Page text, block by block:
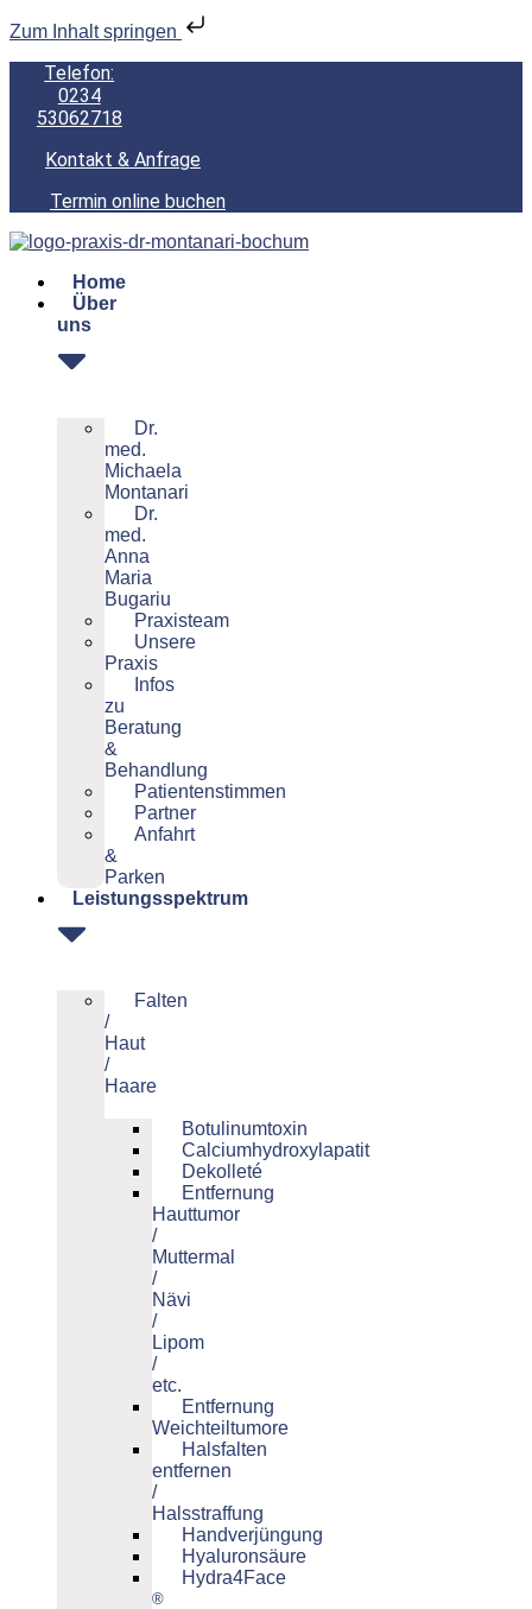
Zum Inhalt springen
Telefon:
0234
53062718
Kontakt & Anfrage
Termin online buchen
Home
Über
uns
Dr.
med.
Michaela
Montanari
Dr.
med.
Anna
Maria
Bugariu
Praxisteam
Unsere
Praxis
Infos
zu
Beratung
&
Behandlung
Patientenstimmen
Partner
Anfahrt
&
Parken
Leistungsspektrum
Falten
/
Haut
/
Haare
Botulinumtoxin
Calciumhydroxylapatit
Dekolleté
Entfernung
Hauttumor
/
Muttermal
/
Nävi
/
Lipom
/
etc.
Entfernung
Weichteiltumore
Halsfalten
entfernen
/
Halsstraffung
Handverjüngung
Hyaluronsäure
Hydra4Face
®